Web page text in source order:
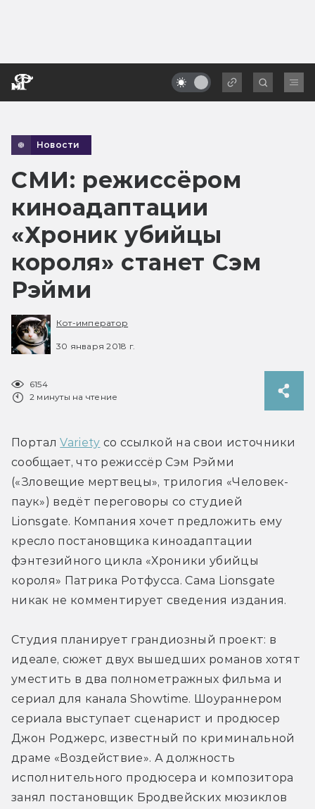
Новости
СМИ: режиссёром
киноадаптации
«Хроник убийцы
короля» станет Сэм
Рэйми
Кот-император
30 января 2018 г.
6154
2 минуты на чтение
Портал Variety со ссылкой на свои источники
сообщает, что режиссёр Сэм Рэйми
(«Зловещие мертвецы», трилогия «Человек-
паук») ведёт переговоры со студией
Lionsgate. Компания хочет предложить ему
кресло постановщика киноадаптации
фэнтезийного цикла «Хроники убийцы
короля» Патрика Ротфусса. Сама Lionsgate
никак не комментирует сведения издания.
Студия планирует грандиозный проект: в
идеале, сюжет двух вышедших романов хотят
уместить в два полнометражных фильма и
сериал для канала Showtime. Шоураннером
сериала выступает сценарист и продюсер
Джон Роджерс, известный по криминальной
драме «Воздействие». А должность
исполнительного продюсера и композитора
занял постановщик Бродвейских мюзиклов